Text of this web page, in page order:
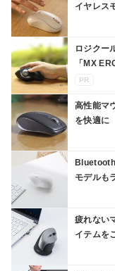
イヤレス
ロジクー
「MX
PR
高性能マ
を快適に
モデルも
疲れない
イテムを